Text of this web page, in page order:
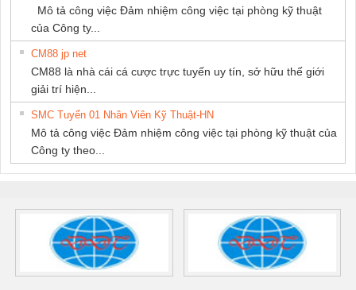
Mô tả công việc Đảm nhiệm công việc tại phòng kỹ thuật
của Công ty...
CM88 jp net
CM88 là nhà cái cá cược trực tuyến uy tín, sở hữu thế giới
giải trí hiện...
SMC Tuyển 01 Nhân Viên Kỹ Thuật-HN
Mô tả công việc Đảm nhiệm công việc tại phòng kỹ thuật của
Công ty theo...